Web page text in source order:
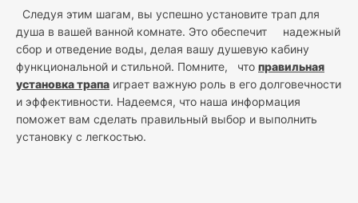
Следуя этим шагам, вы успешно установите трап для
душа в вашей ванной комнате. Это обеспечит надежный
сбор и отведение воды, делая вашу душевую кабину
функциональной и стильной. Помните, что правильная
установка трапа играет важную роль в его долговечности
и эффективности. Надеемся, что наша информация
поможет вам сделать правильный выбор и выполнить
установку с легкостью.